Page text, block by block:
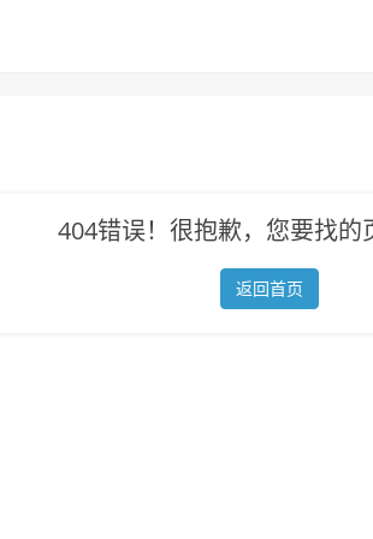
404错误！很抱歉，您要找的
返回首页